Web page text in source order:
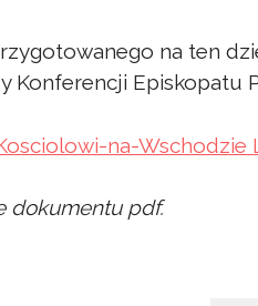
na ten
Konferencji Episkopatu
na-Wschodzie
dokumentu pdf.